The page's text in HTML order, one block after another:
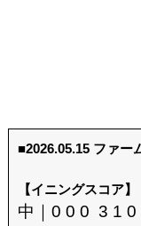
■2026.05.15 ファー
【イニングスコア】
中｜0 0 0 3 1